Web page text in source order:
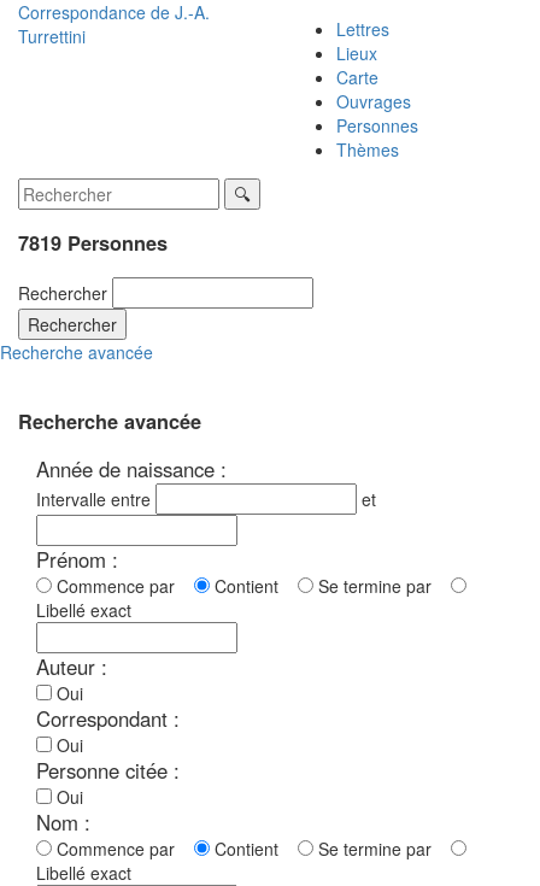
Correspondance de J.-A.
Turrettini
Lettres
Lieux
Carte
Ouvrages
Personnes
Thèmes
7819 Personnes
Rechercher
Rechercher
Recherche avancée
Recherche avancée
Année de naissance :
Intervalle entre et
Prénom :
Commence par Contient
Se termine par
Libellé exact
Auteur :
Oui
Correspondant :
Oui
Personne citée :
Oui
Nom :
Commence par Contient
Se termine par
Libellé exact